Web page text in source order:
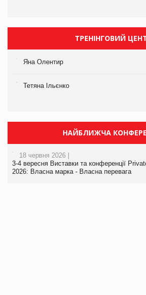
ТРЕНІНГОВИЙ
Яна Олентир
Тетяна Ільєнко
НАЙБЛИЖЧА
18 червня 2026 |
3-4 вересня Виставки та конференції
2026: Власна марка - Власна перевага